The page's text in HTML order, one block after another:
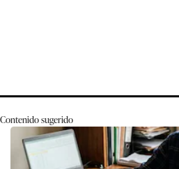
Contenido sugerido